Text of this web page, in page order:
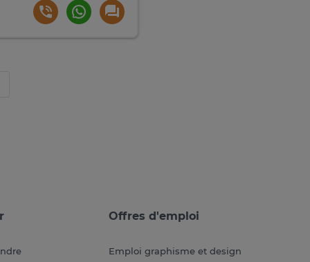
Offres d'emploi
Emploi graphisme et design